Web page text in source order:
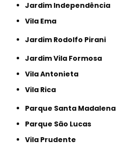
Jardim Independência
Vila Ema
Jardim Rodolfo Pirani
Jardim Vila Formosa
Vila Antonieta
Vila Rica
Parque Santa Madalena
Parque São Lucas
Vila Prudente